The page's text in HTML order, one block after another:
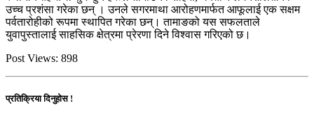
उच्च प्रशंसा गरेका छन् । उनले सगरमाथा आरोहणमार्फत आफूलाई एक सक्षम
पर्वतारोहीको रूपमा स्थापित गरेका छन्। तामाङको यस सफलताले
युवापुस्तालाई साहसिक क्षेत्रमा प्रेरणा दिने विश्वास गरिएको छ।
Post Views: 898
प्रतिक्रिया दिनुहोस !